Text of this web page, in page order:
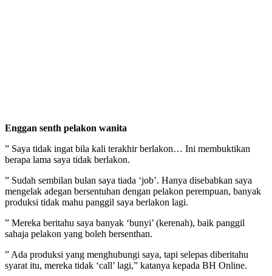
Enggan senth pelakon wanita
” Saya tidak ingat bila kali terakhir berlakon… Ini membuktikan
berapa lama saya tidak berlakon.
” Sudah sembilan bulan saya tiada ‘job’. Hanya disebabkan saya
mengelak adegan bersentuhan dengan pelakon perempuan, banyak
produksi tidak mahu panggil saya berlakon lagi.
” Mereka beritahu saya banyak ‘bunyi’ (kerenah), baik panggil
sahaja pelakon yang boleh bersenthan.
” Ada produksi yang menghubungi saya, tapi selepas diberitahu
syarat itu, mereka tidak ‘call’ lagi,” katanya kepada BH Online.